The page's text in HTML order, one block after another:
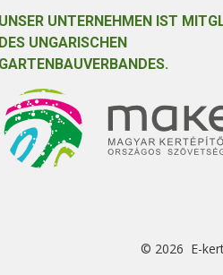
UNSER UNTERNEHMEN IST
DES UNGARISCHEN
GARTENBAUVERBANDES.
© 2026 E-